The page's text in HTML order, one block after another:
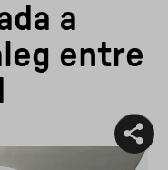
IT
本語
a
entre